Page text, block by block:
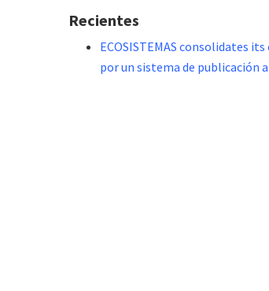
Recientes
ECOSISTEMAS consolidates
por un sistema de publicación